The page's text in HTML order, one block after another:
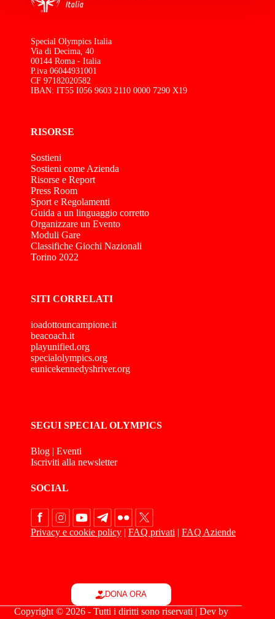
Special Olympics Italia
Via di Decima, 40
00144 Roma - Italia
P.iva 06044931001
CF 97182020582
IBAN: IT55 I056 9603 2110 0000 7290 X19
RISORSE
Sostieni
Sostieni come Azienda
Risorse e Report
Press Room
Sport e Regolamenti
Guida a un linguaggio corretto
Organizzare un Evento
Moduli Gare
Classifiche Giochi Nazionali
Torino 2022
SITI CORRELATI
ioadottouncampione.it
beacoach.it
playunified.org
specialolympics.org
eunicekennedyshriver.org
SEGUI SPECIAL OLYMPICS
Blog | Eventi
Iscriviti alla newsletter
SOCIAL
Privacy e cookie policy | FAQ privati | FAQ Aziende
DONA ORA
Copyright © 2026 - Tutti i diritti sono riservati | Dev by